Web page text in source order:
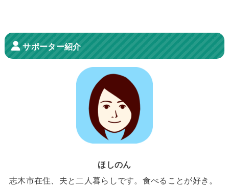
サポーター紹介
ほしのん
志木市在住、夫と二人暮らしです。食べることが好き。